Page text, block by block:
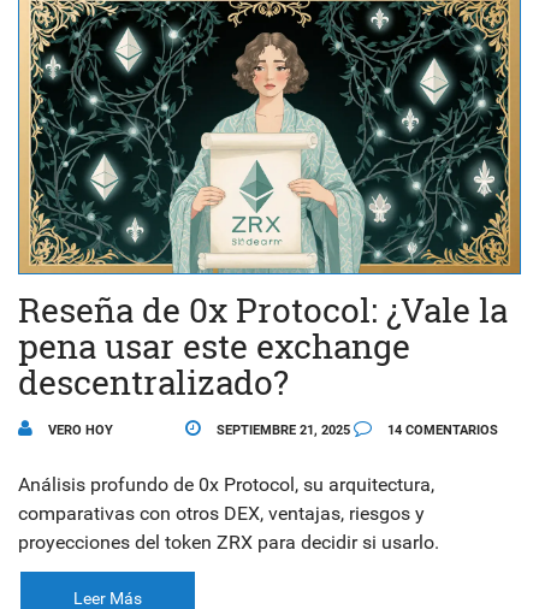
Reseña de 0x Protocol: ¿Vale la
pena usar este exchange
descentralizado?
VERO HOY SEPTIEMBRE 21, 2025 14 COMENTARIOS
Análisis profundo de 0x Protocol, su arquitectura,
comparativas con otros DEX, ventajas, riesgos y
proyecciones del token ZRX para decidir si usarlo.
Leer Más